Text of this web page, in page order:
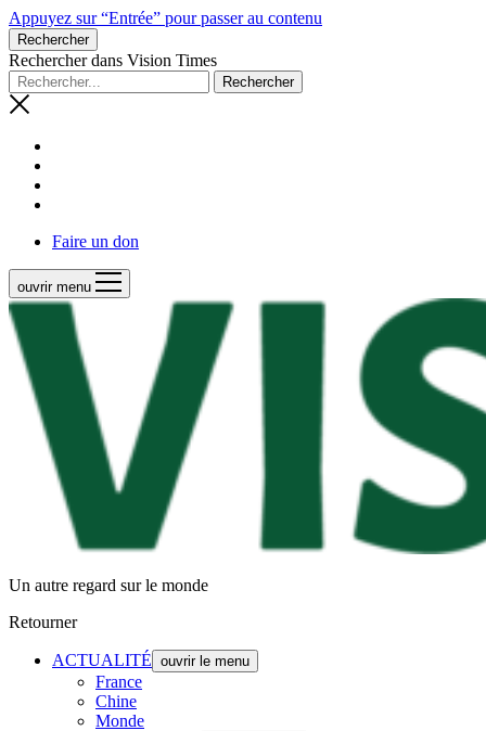
Appuyez sur “Entrée” pour passer au contenu
Rechercher
Rechercher dans Vision Times
Faire un don
ouvrir menu
Un autre regard sur le monde
Retourner
ACTUALITÉ ouvrir le menu
France
Chine
Monde